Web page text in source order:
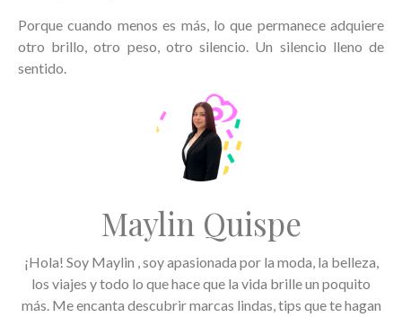
Porque cuando menos es más, lo que permanece adquiere
otro brillo, otro peso, otro silencio. Un silencio lleno de
sentido.
Maylin Quispe
¡Hola! Soy Maylin , soy apasionada por la moda, la belleza,
los viajes y todo lo que hace que la vida brille un poquito
más. Me encanta descubrir marcas lindas, tips que te hagan